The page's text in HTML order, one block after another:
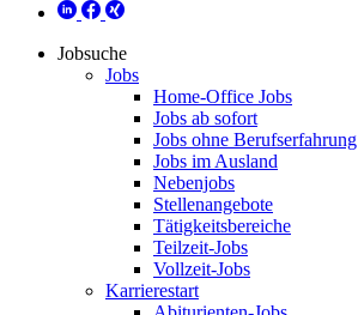
Jobsuche
Jobs
Home-Office Jobs
Jobs ab sofort
Jobs ohne Berufserfahrung
Jobs im Ausland
Nebenjobs
Stellenangebote
Tätigkeitsbereiche
Teilzeit-Jobs
Vollzeit-Jobs
Karrierestart